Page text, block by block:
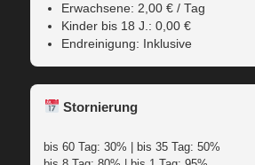
Erwachsene: 2,00 € / Tag
Kinder bis 18 J.: 0,00 €
Endreinigung: Inklusive
Stornierung
bis 60 Tag: 30% | bis 35 Tag: 50%